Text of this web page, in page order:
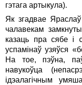
гэтага артыкула).
Як згадвае
чалавекам
казаць пра сябе і
успамінаў узяўся
На тое, пэўна,
навукоўца
ідэалагічным